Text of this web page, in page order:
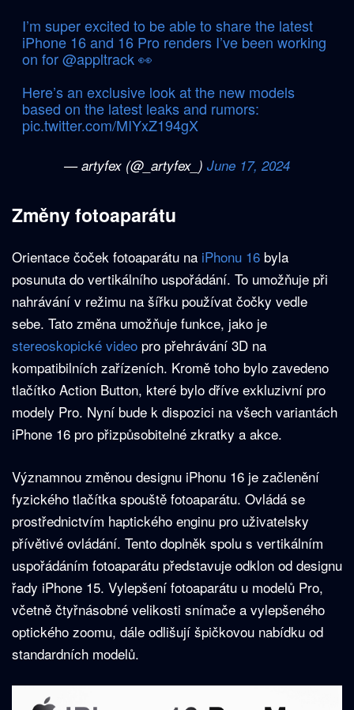
I’m super excited to be able to share the latest
iPhone 16 and 16 Pro renders I’ve been working
on for@appltrack👀
Here’s an exclusive look at the new models
based on the latest leaks and rumors:
pic.twitter.com/MIYxZ194gX
— artyfex (@_artyfex_) June 17, 2024
Změny fotoaparátu
Orientace čoček fotoaparátu na iPhonu 16 byla
posunuta do vertikálního uspořádání. To umožňuje při
nahrávání v režimu na šířku používat čočky vedle
sebe. Tato změna umožňuje funkce, jako je
stereoskopické video pro přehrávání 3D na
kompatibilních zařízeních. Kromě toho bylo zavedeno
tlačítko Action Button, které bylo dříve exkluzivní pro
modely Pro. Nyní bude k dispozici na všech variantách
iPhone 16 pro přizpůsobitelné zkratky a akce.
Významnou změnou designu iPhonu 16 je začlenění
fyzického tlačítka spouště fotoaparátu. Ovládá se
prostřednictvím haptického enginu pro uživatelsky
přívětivé ovládání. Tento doplněk spolu s vertikálním
uspořádáním fotoaparátu představuje odklon od designu
řady iPhone 15. Vylepšení fotoaparátu u modelů Pro,
včetně čtyřnásobné velikosti snímače a vylepšeného
optického zoomu, dále odlišují špičkovou nabídku od
standardních modelů.